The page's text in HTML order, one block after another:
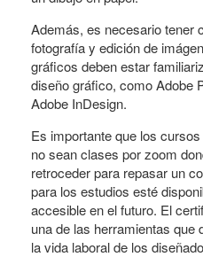
Además, es necesario tener
fotografía y edición de
gráficos deben estar
diseño gráfico, como Adobe
Adobe InDesign.
Es importante que los
no sean clases por zoom
retroceder para repasar un
para los estudios esté
accesible en el futuro. El
una de las herramientas que
la vida laboral de los